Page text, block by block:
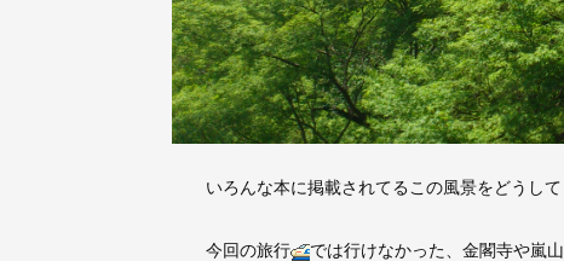
いろんな本に掲載されてるこの風景をどうして
今回の旅行 では行けなかった、金閣寺や嵐